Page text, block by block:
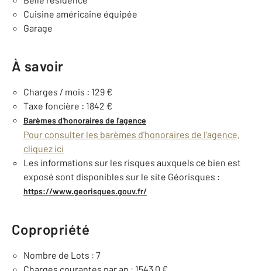
Cuisine américaine équipée
Garage
À savoir
Charges / mois : 129 €
Taxe foncière : 1842 €
Barèmes d'honoraires de l'agence
Pour consulter les barèmes d'honoraires de l'agence,
cliquez ici
Les informations sur les risques auxquels ce bien est
exposé sont disponibles sur le site Géorisques :
https://www.georisques.gouv.fr/
Copropriété
Nombre de Lots : 7